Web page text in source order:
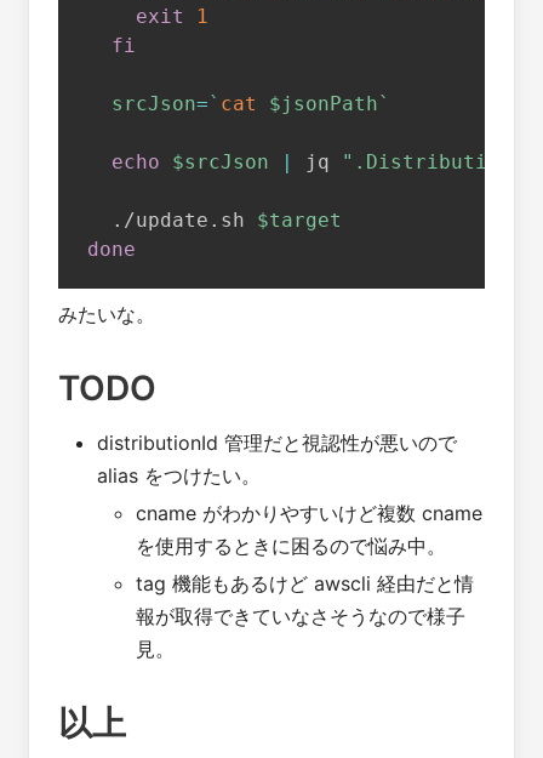
exit
1
fi
srcJson=` cat $jsonPath`
echo $srcJson | jq
  ./update.sh
$target
done
みたいな。
TODO
distributionId 管理だと視認性が悪いので
alias をつけたい。
cname がわかりやすいけど複数 cname
を使用するときに困るので悩み中。
tag 機能もあるけど awscli 経由だと情
報が取得できていなさそうなので様子
見。
以上